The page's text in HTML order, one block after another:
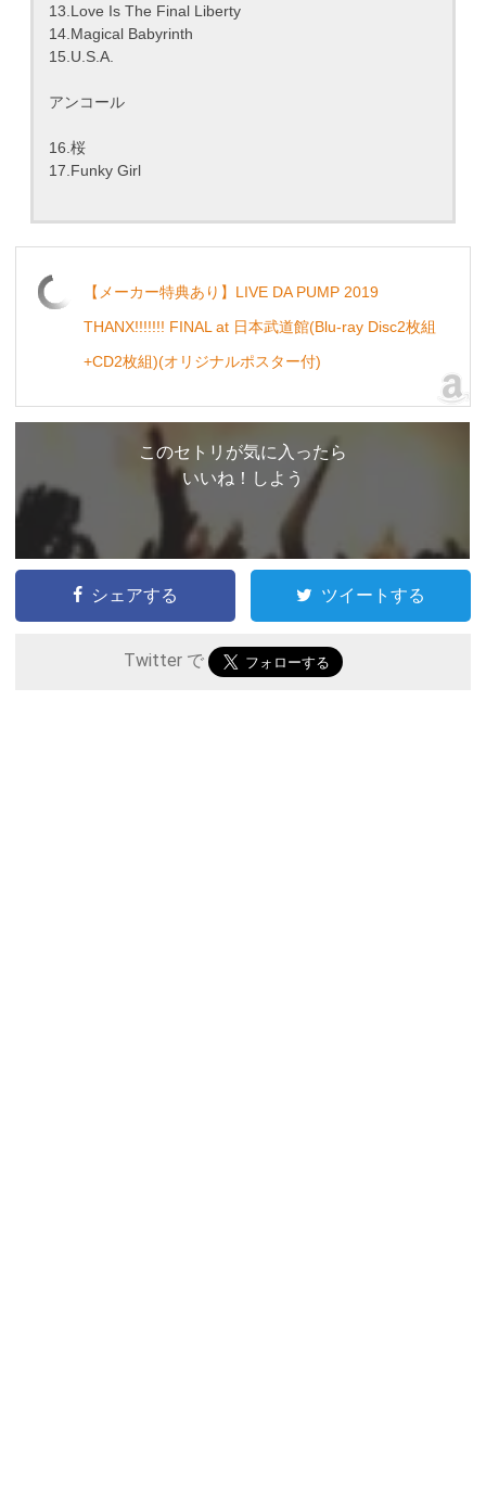
13.Love Is The Final Liberty
14.Magical Babyrinth
15.U.S.A.
アンコール
16.桜
17.Funky Girl
【メーカー特典あり】LIVE DA PUMP 2019
THANX!!!!!!! FINAL at 日本武道館(Blu-ray Disc2枚組
+CD2枚組)(オリジナルポスター付)
このセトリが気に入ったら
いいね！しよう
シェアする ツイートする
Twitter で